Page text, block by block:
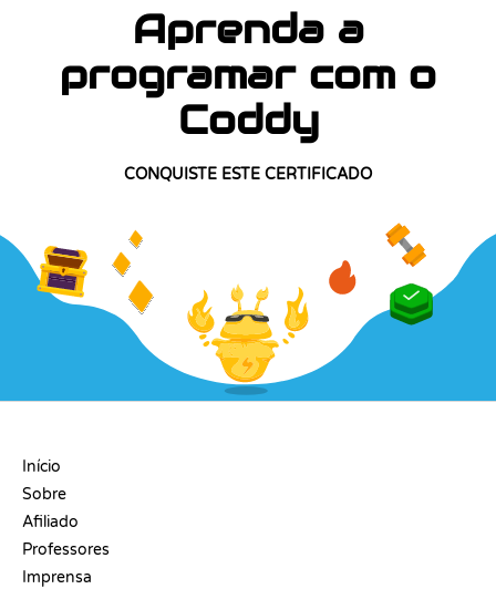
Aprenda a
programar com o
Coddy
CONQUISTE ESTE CERTIFICADO
Início
Sobre
Afiliado
Professores
Imprensa